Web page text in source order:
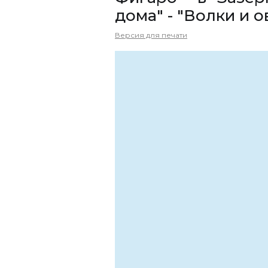
дома" - "Волки и
Версия для печати